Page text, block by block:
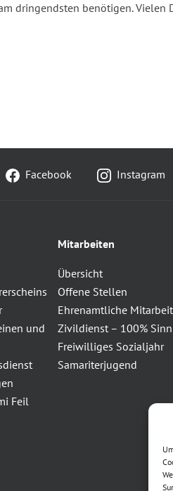
dringendsten benötigen. Vielen
Facebook Instagram
und
Feil
Mitarbeiten
Übersicht
Offene Stellen
Ehrenamtliche Mitarbeit
Zivildienst – 100%
Freiwilliges Sozialjahr
Samariterjugend